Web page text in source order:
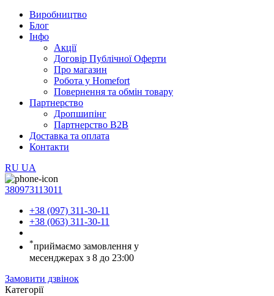
Виробництво
Блог
Інфо
Акції
Договір Публічної Оферти
Про магазин
Робота у Homefort
Повернення та обмін товару
Партнерство
Дропшипінг
Партнерство B2B
Доставка та оплата
Контакти
RU UA
380973113011
+38 (097) 311-30-11
+38 (063) 311-30-11
*приймаємо замовлення у
месенджерах з 8 до 23:00
Замовити дзвінок
Категорії